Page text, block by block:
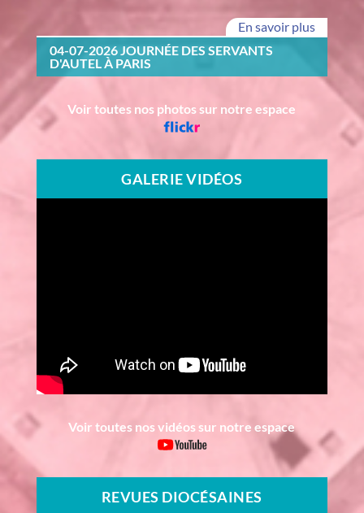
04-07-2026 JOURNÉE DES SERVANTS
D'AUTEL À PARIS
En savoir plus
Voir toutes nos photos sur notre espace
GALERIE VIDÉOS
Voir toutes nos vidéos sur notre espace
REVUES DIOCÉSAINES